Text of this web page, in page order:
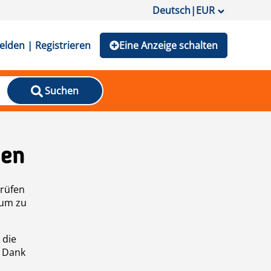
Deutsch|EUR
| Registrieren Eine Anzeige schalten
Suchen
zu
die